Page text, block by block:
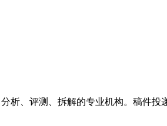
析、评测、拆解的专业机构。稿件投